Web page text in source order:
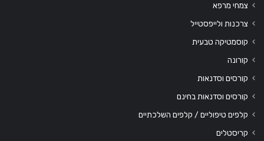
צמחי מרפא
צרכנות ולייפסטייל
קוסמטיקה טבעית
קורונה
קורסים וסדנאות
קורסים וסדנאות בחינם
קלפים טיפוליים / קלפים השלכתיים
קריסטלים